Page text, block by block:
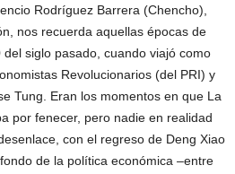
Rodríguez Barrera (Chencho),
nos recuerda aquellas épocas de
siglo pasado, cuando viajó como
Revolucionarios (del PRI) y
Tung. Eran los momentos en que La
por fenecer, pero nadie en realidad
con el regreso de Deng Xiao
de la política económica –entre